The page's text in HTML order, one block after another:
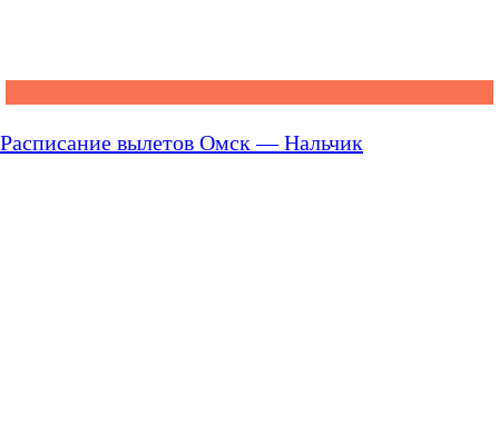
Расписание вылетов Омск — Нальчик